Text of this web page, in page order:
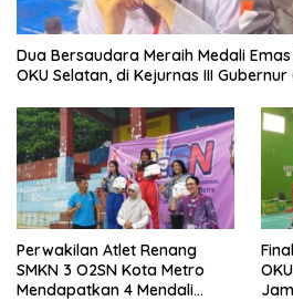
Dua Bersaudara Meraih Medali
OKU Selatan, di Kejurnas III Gubernur
Perwakilan Atlet Renang
SMKN 3 O2SN Kota Metro
Mendapatkan 4 Mendali